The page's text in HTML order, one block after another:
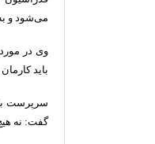
می‌شود و
وی در
باید
سرپرست
گفت: نه